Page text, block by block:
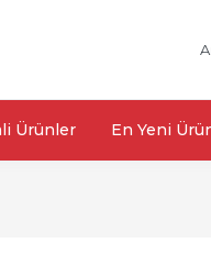
Ürünler En Yeni